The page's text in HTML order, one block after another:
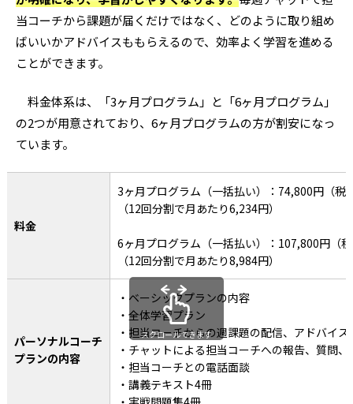
当コーチから課題が届くだけではなく、どのように取り組め
ばいいかアドバイスももらえるので、効率よく学習を進める
ことができます。
料金体系は、「3ヶ月プログラム」と「6ヶ月プログラム」
の2つが用意されており、6ヶ月プログラムの方が割安になっ
ています。
料金
3ヶ月プログラム（一括払い）：74,800円（税
（12回分割で月あたり6,234円）
6ヶ月プログラム（一括払い）：107,800円（
（12回分割で月あたり8,984円）
パーソナルコーチ
プランの内容
・ベーシックプランの内容
・全体学習プラン
・担当コーチからの週課題の配信、アドバイス
・チャットによる担当コーチへの報告、質問、
・担当コーチとの電話面談
・講義テキスト4冊
スクロールできます